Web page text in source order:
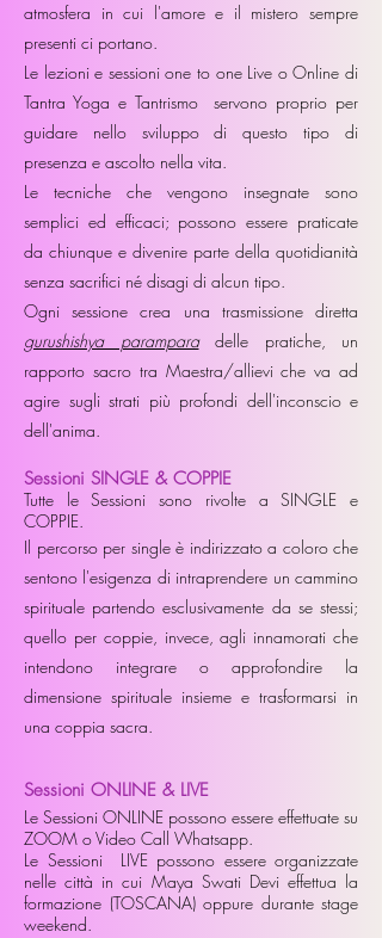
atmosfera in cui l'amore e il mistero sempre
presenti ci portano.
Le lezioni e sessioni one to one Live o Online di
Tantra Yoga e Tantrismo servono proprio per
guidare nello sviluppo di questo tipo di
presenza e ascolto nella vita.
Le tecniche che vengono insegnate sono
semplici ed efficaci; possono essere praticate
da chiunque e divenire parte della quotidianità
senza sacrifici né disagi di alcun tipo.
Ogni sessione crea una trasmissione diretta
gurushishya paramparadelle pratiche, un
rapporto sacro tra Maestra/allievi che va ad
agire sugli strati più profondi dell'inconscio e
dell'anima.
Sessioni SINGLE & COPPIE
Tutte le Sessioni sono rivolte a SINGLE e
COPPIE.
Il percorso per single è indirizzato a coloro che
sentono l'esigenza di intraprendere un cammino
spirituale partendo esclusivamente da se stessi;
quello per coppie, invece, agli innamorati che
intendono integrare o approfondire la
dimensione spirituale insieme e trasformarsi in
una coppia sacra.
Sessioni ONLINE & LIVE
Le Sessioni ONLINE possono essere effettuate su
ZOOM o Video Call Whatsapp.
Le Sessioni LIVE possono essere organizzate
nelle città in cui Maya Swati Devi effettua la
formazione (TOSCANA) oppure durante stage
weekend.